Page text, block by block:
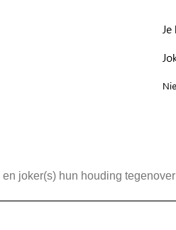
joker(s) hun houding